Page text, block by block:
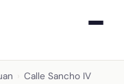
Calle Sancho IV